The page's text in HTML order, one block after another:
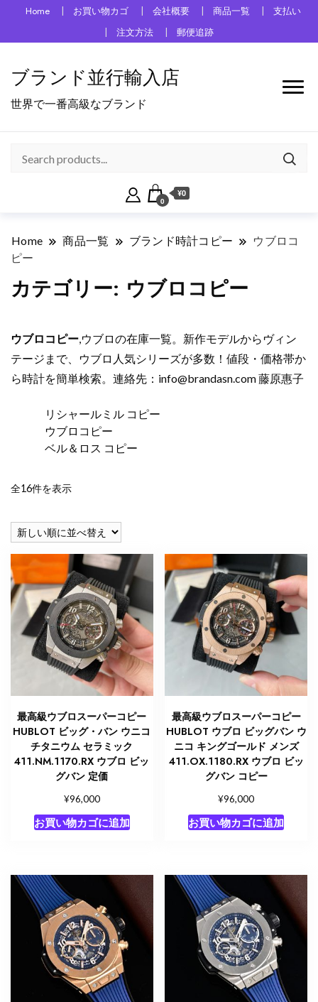
Home お買い物カゴ 会社概要 商品一覧
支払い
注文方法
郵便追跡
ブランド並行輸入店
世界で一番高級なブランド
0
¥0
Home 商品一覧 ブランド時計コピー
ウブロコ
ピー
カテゴリー: ウブロコピー
ウブロコピー,ウブロの在庫一覧。新作モデルからヴィン
テージまで、ウブロ人気シリーズが多数！値段・価格帯か
ら時計を簡単検索。連絡先： info@brandasn.com藤原惠子
リシャールミル コピー
ウブロコピー
ベル＆ロス コピー
全16件を表示新
い
順
最高級ウブロスーパーコピー
HUBLOT ビッグ・バン ウニコ
チタニウム セラミック
411.NM.1170.RX ウブロ ビッ
グバン 定価
¥96,000
お買い物カゴに追加
最高級ウブロスーパーコピー
HUBLOT ウブロ ビッグバン ウ
ニコ キングゴールド メンズ
411.OX.1180.RX ウブロ ビッ
グバン コピー
¥96,000
お買い物カゴに追加